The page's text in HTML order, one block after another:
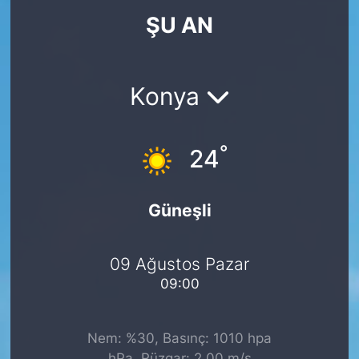
ŞU AN
Konya
24°
Güneşli
09 Ağustos Pazar
09:00
Nem: %30, Basınç: 1010 hpa
KÖŞE YAZILARI
SARIYER HABERLERİ